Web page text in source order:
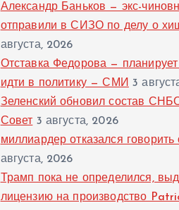
Александр Баньков — экс-
отправили в СИЗО по делу о
августа, 2026
Отставка Федорова —
идти в политику — СМИ 3
Зеленский обновил состав
Совет 3 августа, 2026
миллиардер отказался
августа, 2026
Трамп пока не определился,
лицензию на производство